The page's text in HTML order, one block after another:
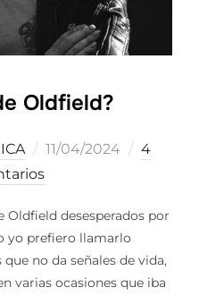
Oldfield?
Publicado
el
11/04/2024
4
Oldfield desesperados por
yo prefiero llamarlo
no da señales de vida,
varias ocasiones que iba